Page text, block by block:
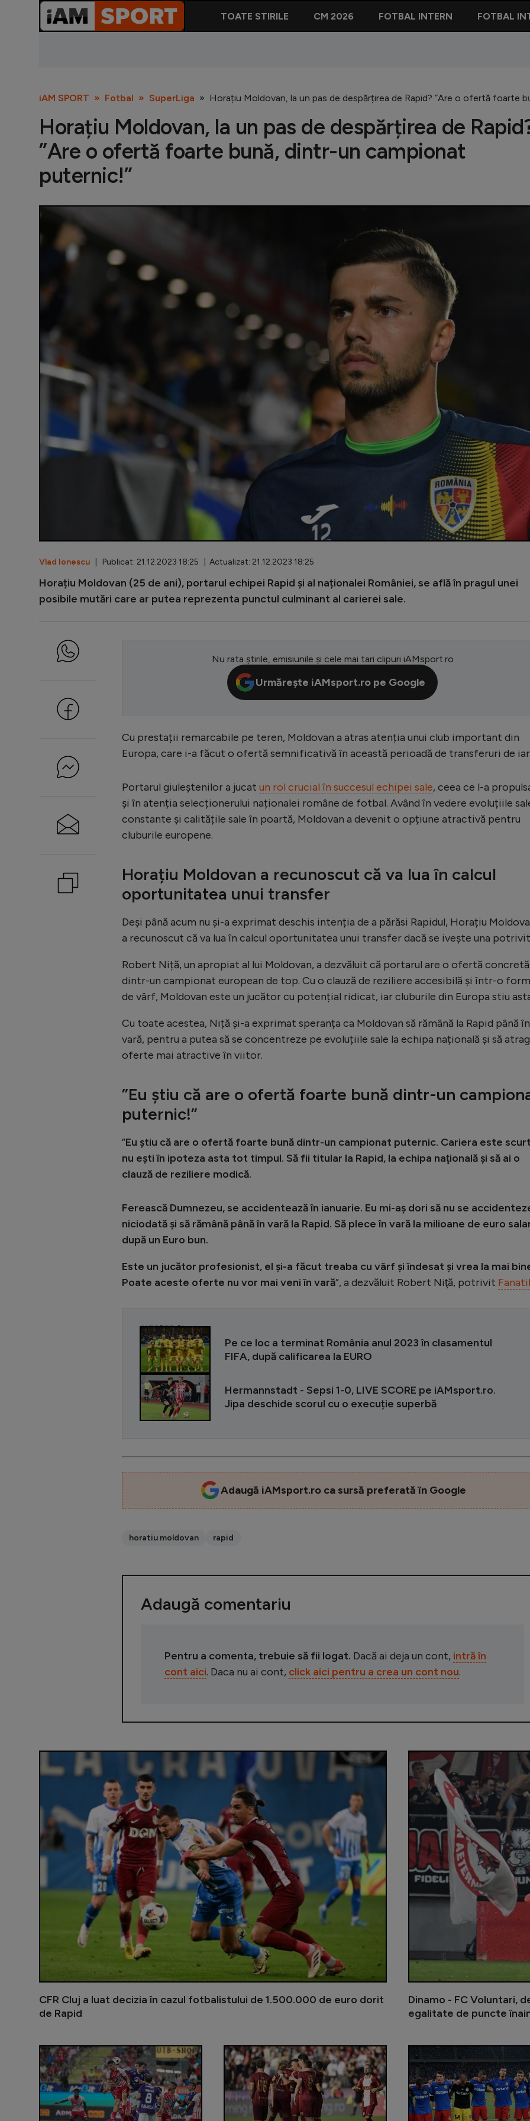
TOATE STIRILE CM 2026 FOTBAL INTERN FOTBAL
iAM SPORT Fotbal SuperLiga Horațiu Moldovan, la un pas de despărțirea de Rapid? ”Are o ofertă foarte
Horațiu Moldovan, la un pas de despărțirea de
”Are o ofertă foarte bună, dintr-un campionat
puternic!”
Vlad Ionescu | Publicat: 21.12.2023 18:25 | Actualizat: 21.12.2023 18:25
Horațiu Moldovan (25 de ani), portarul echipei Rapid și al naționalei României, se află în pragul unei
posibile mutări care ar putea reprezenta punctul culminant al carierei sale.
Nu rata știrile, emisiunile și cele mai tari clipuri iAMsport.ro
Urmărește iAMsport.ro pe Google
Cu prestații remarcabile pe teren, Moldovan a atras atenția unui club important din
Europa, care i-a făcut o ofertă semnificativă în această perioadă de transferuri de
Portarul giuleștenilor a jucat un rol crucial în succesul echipei sale, ceea ce l-a
și în atenția selecționerului naționalei române de fotbal. Având în vedere evoluțiile
constante și calitățile sale în poartă, Moldovan a devenit o opțiune atractivă pentru
cluburile europene.
Horațiu Moldovan a recunoscut că va lua în calcul
oportunitatea unui transfer
Deși până acum nu și-a exprimat deschis intenția de a părăsi Rapidul, Horațiu
a recunoscut că va lua în calcul oportunitatea unui transfer dacă se ivește una
Robert Niță, un apropiat al lui Moldovan, a dezvăluit că portarul are o ofertă concretă
dintr-un campionat european de top. Cu o clauză de reziliere accesibilă și într-o
de vârf, Moldovan este un jucător cu potențial ridicat, iar cluburile din Europa stiu
Cu toate acestea, Niță și-a exprimat speranța ca Moldovan să rămână la Rapid până în
vară, pentru a putea să se concentreze pe evoluțiile sale la echipa națională și să
oferte mai atractive în viitor.
”Eu ştiu că are o ofertă foarte bună dintr-un
puternic!”
”Eu ştiu că are o ofertă foarte bună dintr-un campionat puternic. Cariera este
nu eşti în ipoteza asta tot timpul. Să fii titular la Rapid, la echipa naţională şi să ai o
clauză de reziliere modică.
Ferească Dumnezeu, se accidentează în ianuarie. Eu mi-aş dori să nu se
niciodată şi să rămână până în vară la Rapid. Să plece în vară la milioane de euro
după un Euro bun.
Este un jucător profesionist, el şi-a făcut treaba cu vârf şi îndesat şi vrea la mai
Poate aceste oferte nu vor mai veni în vară”, a dezvăluit Robert Niţă, potrivit
CITEȘTE ȘI
Pe ce loc a terminat România anul 2023 în clasamentul
FIFA, după calificarea la EURO
Hermannstadt - Sepsi 1-0, LIVE SCORE pe iAMsport.ro.
Jipa deschide scorul cu o execuție superbă
Adaugă iAMsport.ro ca sursă preferată în Google
horatiu moldovan rapid
Adaugă comentariu
Pentru a comenta, trebuie să fii logat. Dacă ai deja un cont, intră în
cont aici. Daca nu ai cont, click aici pentru a crea un cont nou.
CFR Cluj a luat decizia în cazul fotbalistului de 1.500.000 de euro dorit
de Rapid
Dinamo - FC Voluntari,
egalitate de puncte
E convins că o echipă importantă